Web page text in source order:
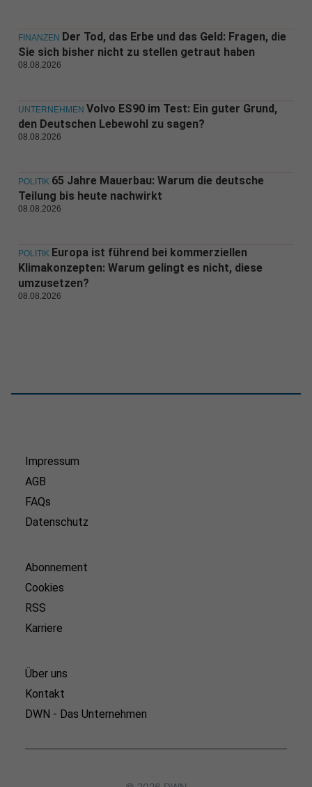
FINANZEN Der Tod, das Erbe und das Geld: Fragen, die
Sie sich bisher nicht zu stellen getraut haben
08.08.2026
UNTERNEHMEN Volvo ES90 im Test: Ein guter Grund,
den Deutschen Lebewohl zu sagen?
08.08.2026
POLITIK 65 Jahre Mauerbau: Warum die deutsche
Teilung bis heute nachwirkt
08.08.2026
POLITIK Europa ist führend bei kommerziellen
Klimakonzepten: Warum gelingt es nicht, diese
umzusetzen?
08.08.2026
Impressum
AGB
FAQs
Datenschutz
Abonnement
Cookies
RSS
Karriere
Über uns
Kontakt
DWN - Das Unternehmen